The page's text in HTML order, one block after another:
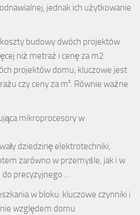
jednak ich użytkowanie
budowy dwóch projektów
niż metraż i cenę za m2
projektów domu, kluczowe jest
czy ceny za m². Równie ważne
mikroprocesory w
dziedzinę elektrotechniki,
zarówno w przemyśle, jak i w
do precyzyjnego …
w bloku: kluczowe czynniki i
względem domu